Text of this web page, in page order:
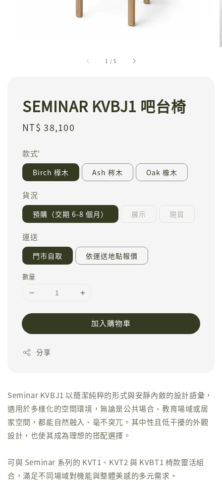
1 /5
SEMINAR KVBJ1 吧台椅
Regular
NT$ 38,100
款式'
Birch 樺木 Ash 梣木 Oak 橡木
貨況
預購（交期 6-8 個月） 展示 現貨
運送
門市自取 依運送地點報價
數量
加入購物車
分享
Seminar KVBJ1 以簡潔純粹的形式與安靜內斂的設計語彙，
適用於多樣化的空間環境，無論是公共場合、教育場域或居
家空間，都能自然融入、毫不突兀。其中性且低干擾的外觀
設計，也使其成為理想的搭配選擇。
可與 Seminar 系列的 KVT1、KVT2 與 KVBT1 椅款靈活組
合，滿足不同場域對機能與整體美感的多元需求。